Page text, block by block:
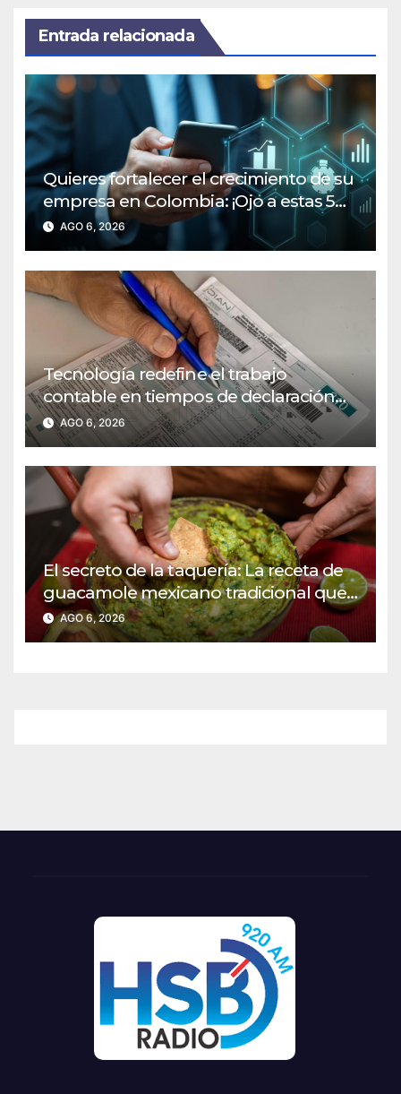
Entrada relacionada
Quieres fortalecer el crecimiento de su
empresa en Colombia: ¡Ojo a estas 5
claves financieras!
AGO 6, 2026
Tecnología redefine el trabajo
contable en tiempos de declaración
de renta: De cuatro horas a 15 minutos
AGO 6, 2026
El secreto de la taquería: La receta de
guacamole mexicano tradicional que
jamás falla
AGO 6, 2026